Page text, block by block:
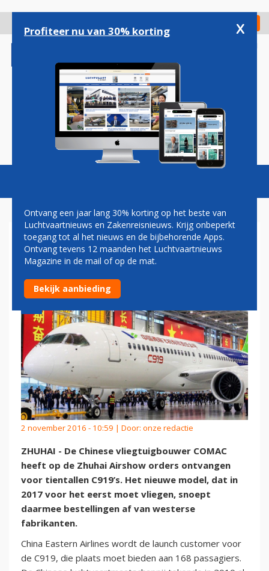
gaan
Check in
Magazine Podcasts Vacatures
CHINESE AIRLINES LOPEN
WARM VOOR COMAC C919
2 november 2016 - 10:59 | Door: onze redactie
ZHUHAI - De Chinese vliegtuigbouwer COMAC
heeft op de Zhuhai Airshow orders ontvangen
voor tientallen C919’s. Het nieuwe model, dat in
2017 voor het eerst moet vliegen, snoept
daarmee bestellingen af van westerse
fabrikanten.
China Eastern Airlines wordt de launch customer voor
de C919, die plaats moet bieden aan 168 passagiers.
Profiteer nu van 30% korting x
Ontvang een jaar lang 30% korting op het beste van
Luchtvaartnieuws en Zakenreisnieuws. Krijg onbeperkt
toegang tot al het nieuws en de bijbehorende Apps.
Ontvang tevens 12 maanden het Luchtvaartnieuws
Magazine in de mail of op de mat.
Bekijk aanbieding